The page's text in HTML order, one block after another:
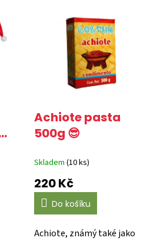
Achiote pasta
500g 😎
Skladem (10 ks)
220 Kč
Do košíku
Achiote, známý také jako